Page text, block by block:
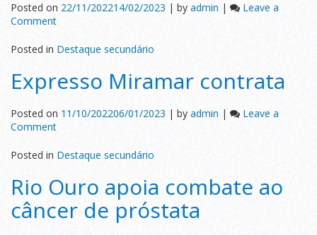
Posted on 22/11/202214/02/2023| byadmin|
Leave a
Commenton
Plano
de
Mobilidade
Maricá:
2ª
Audiência
Pública
Posted inDestaque secundário
Expresso Miramar contrata
Posted on 11/10/202206/01/2023|by admin |
Leave a
Commenton
Expresso
Miramar
contrata
Posted inDestaque secundário
Rio Ouro apoia combate ao
câncer de próstata